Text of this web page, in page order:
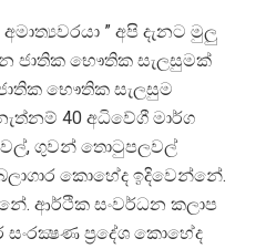
” අපි දැනට මුලු
ජාතික භෞතික සැලසුමක්
භෞතික සැලසුම
40 අධිවේගී මාර්ග
ගුවන් තොටුපලවල්
කොහේද ඉදිවෙන්නේ.
ආර්ථික සංවර්ධන කලාප
ප්‍රදේශ කොහේද